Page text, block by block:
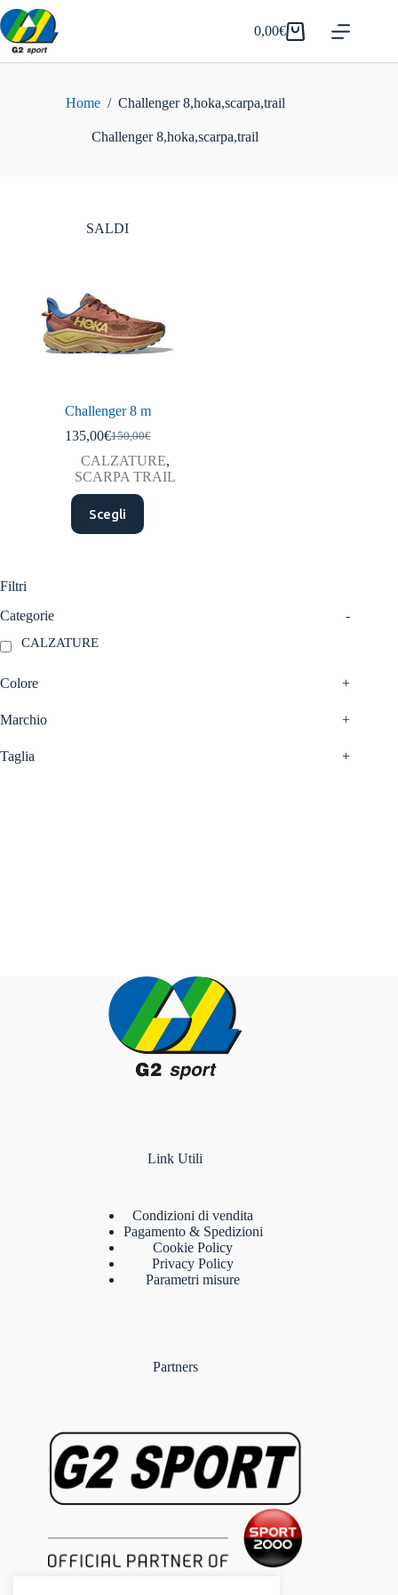
Salta
al
contenuto
Carrello
0,00€
Home / Challenger 8,hoka,scarpa,trail
Challenger 8,hoka,scarpa,trail
SALDI
Challenger 8 m
150,00€
Il
prezzo
originale
era:
150,00€.
135,00€Il
prezzo
attuale
è:
135,00€.
CALZATURE,
SCARPA TRAIL
Scegli
Questo
prodotto
ha
Filtri
Categorie
-
CALZATURE
Colore +
Marchio +
Taglia +
Link Utili
Condizioni di vendita
Pagamento & Spedizioni
Cookie Policy
Privacy Policy
Parametri misure
Partners